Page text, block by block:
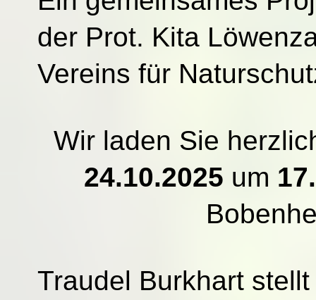
der Prot. Kita
Vereins für
Wir laden Sie
24.10.2025 um
Traudel Burkhart